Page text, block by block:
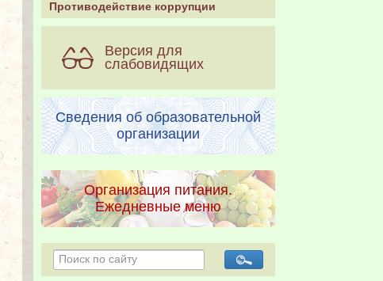
Противодействие коррупции
Версия для
слабовидящих
Сведения об образовательной
организации
Организация питания.
Ежедневные меню